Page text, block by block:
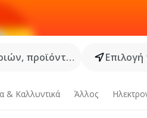
προϊόντων...
& Καλλυντικά Άλλος